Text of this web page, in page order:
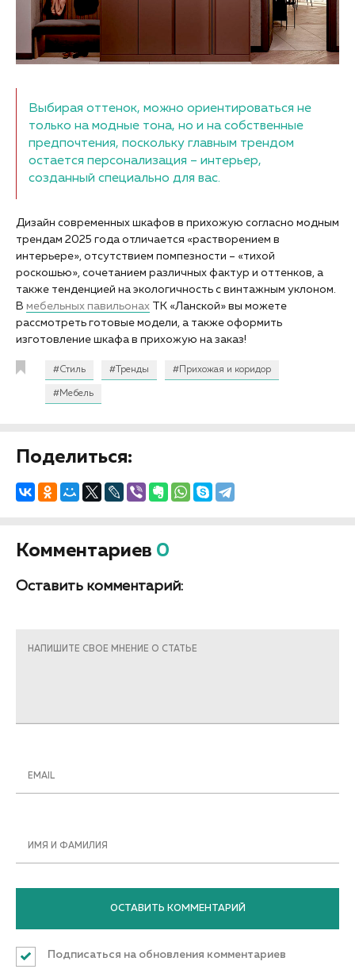
Выбирая оттенок, можно ориентироваться не
только на модные тона, но и на собственные
предпочтения, поскольку главным трендом
остается персонализация – интерьер,
созданный специально для вас.
Дизайн современных шкафов в прихожую согласно модным
трендам 2025 года отличается «растворением в
интерьере», отсутствием помпезности – «тихой
роскошью», сочетанием различных фактур и оттенков, а
также тенденцией на экологичность с винтажным уклоном.
В мебельных павильонах ТК «Ланской» вы можете
рассмотреть готовые модели, а также оформить
изготовление шкафа в прихожую на заказ!
#Стиль #Тренды #Прихожая и коридор
#Мебель
Поделиться:
Комментариев 0
Оставить комментарий:
НАПИШИТЕ СВОЕ МНЕНИЕ О СТАТЬЕ
EMAIL
ИМЯ И ФАМИЛИЯ
Подписаться на обновления комментариев